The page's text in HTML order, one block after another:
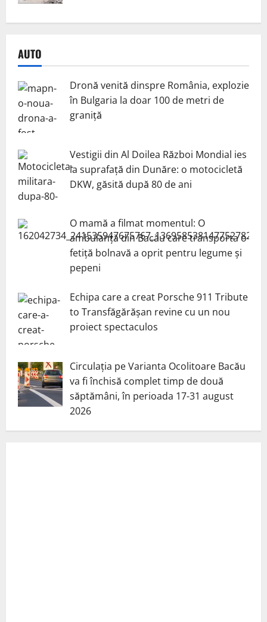
AUTO
Dronă venită dinspre România, explozie
în Bulgaria la doar 100 de metri de
graniță
Vestigii din Al Doilea Război Mondial ies
la suprafață din Dunăre: o motocicletă
DKW, găsită după 80 de ani
O mamă a filmat momentul: O
ambulanță din Bacău care transporta o
fetiță bolnavă a oprit pentru legume și
pepeni
Echipa care a creat Porsche 911 Tribute
to Transfăgărășan revine cu un nou
proiect spectaculos
Circulația pe Varianta Ocolitoare Bacău
va fi închisă complet timp de două
săptămâni, în perioada 17-31 august
2026